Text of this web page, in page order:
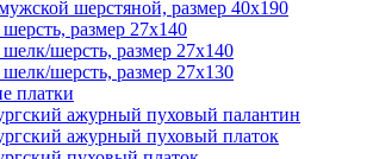
шерстяной, размер 40х190
размер 27х140
шерсть, размер 27х140
шерсть, размер 27х130
платки
ажурный пуховый палантин
ажурный пуховый платок